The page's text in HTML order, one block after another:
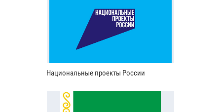
Национальные проекты России